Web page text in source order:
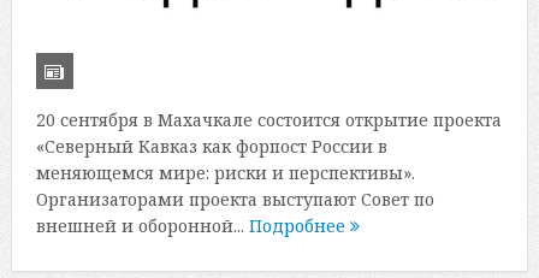
20 сентября в Махачкале состоится открытие проекта
«Северный Кавказ как форпост России в
меняющемся мире: риски и перспективы».
Организаторами проекта выступают Совет по
внешней и оборонной... Подробнее